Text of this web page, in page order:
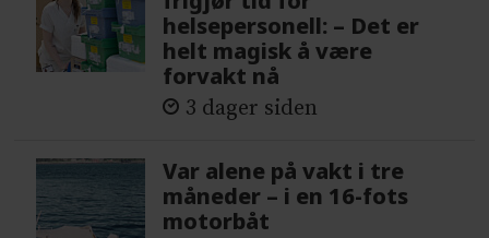
helsepersonell: – Det er
helt magisk å være
forvakt nå
3 dager siden
Var alene på vakt i tre
måneder – i en 16-fots
motorbåt